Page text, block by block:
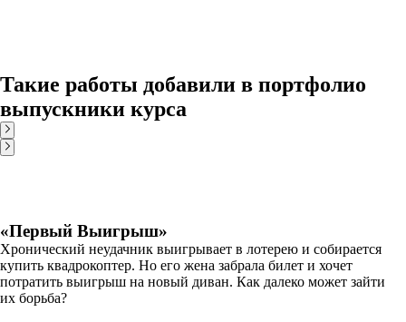
Такие работы добавили в портфолио
выпускники курса
«Первый Выигрыш»
Хронический неудачник выигрывает в лотерею и собирается
купить квадрокоптер. Но его жена забрала билет и хочет
потратить выигрыш на новый диван. Как далеко может зайти
их борьба?